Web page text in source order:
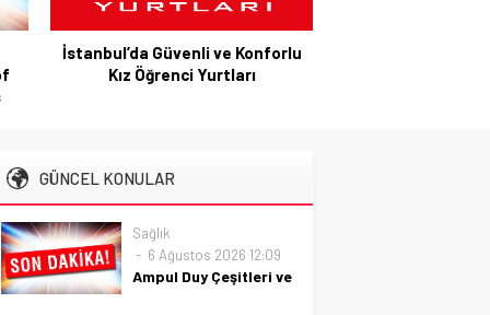
İstanbul’da Güvenli ve Konforlu
Kız Öğrenci Yurtları
GÜNCEL KONULAR
Sağlık
6 Ağustos 2026 12:09
Ampul Duy Çeşitleri ve